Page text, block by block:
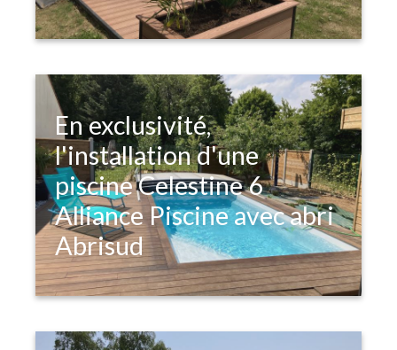
En exclusivité,
l'installation d'une
piscine Celestine 6
Alliance Piscine avec abri
Abrisud